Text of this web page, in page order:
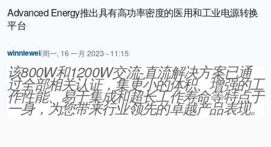
Advanced Energy推出具有高功率密度的医用和工业电源转换
平台
winniewei/周一, 16 一月 2023 - 11:15
该800W和1200W交流-直流解决方案已通
过全部相关认证，集更小的体积、增强的工
作性能、易于集成和超长工作寿命等特点于
一身，为您带来行业领先的卓越产品表现。